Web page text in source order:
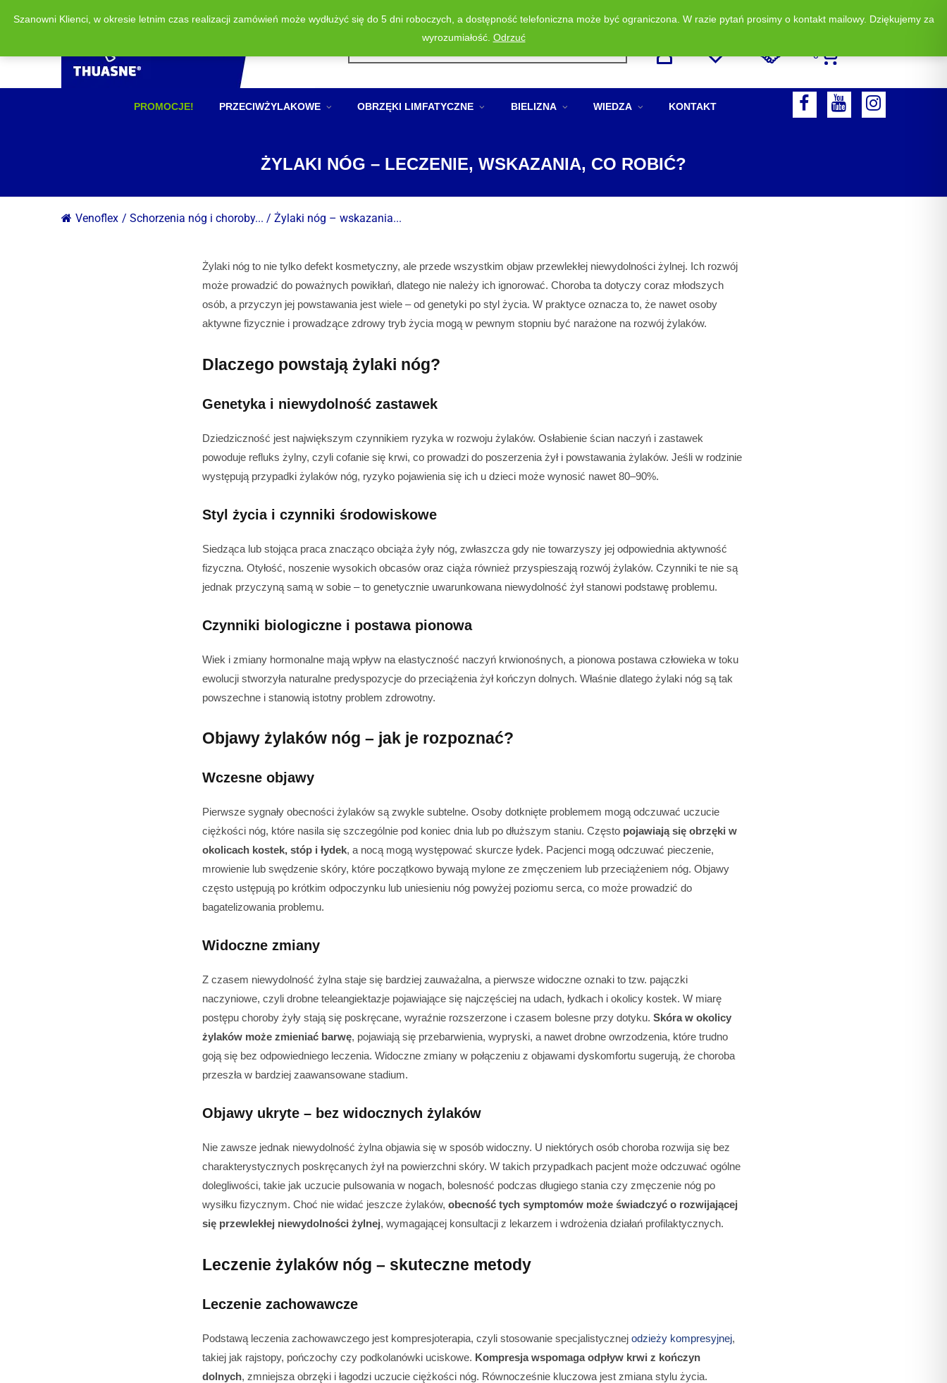
Wyszukiwarka
Zadzwoń i zamów: +48 513 523 883
0
PROMOCJE! PRZECIWŻYLAKOWE OBRZĘKI LIMFATYCZNE BIELIZNA WIEDZA KONTAKT
B
ŻYLAKI NÓG – LECZENIE, WSKAZANIA, CO ROBIĆ?
Venoflex / Schorzenia nóg i choroby... / Żylaki nóg – wskazania...
Żylaki nóg to nie tylko defekt kosmetyczny, ale przede wszystkim objaw przewlekłej niewydolności żylnej. Ich rozwój
może prowadzić do poważnych powikłań, dlatego nie należy ich ignorować. Choroba ta dotyczy coraz młodszych
osób, a przyczyn jej powstawania jest wiele – od genetyki po styl życia. W praktyce oznacza to, że nawet osoby
aktywne fizycznie i prowadzące zdrowy tryb życia mogą w pewnym stopniu być narażone na rozwój żylaków.
Dlaczego powstają żylaki nóg?
Genetyka i niewydolność zastawek
Dziedziczność jest największym czynnikiem ryzyka w rozwoju żylaków. Osłabienie ścian naczyń i zastawek
powoduje refluks żylny, czyli cofanie się krwi, co prowadzi do poszerzenia żył i powstawania żylaków. Jeśli w rodzinie
występują przypadki żylaków nóg, ryzyko pojawienia się ich u dzieci może wynosić nawet 80–90%.
Styl życia i czynniki środowiskowe
Siedząca lub stojąca praca znacząco obciąża żyły nóg, zwłaszcza gdy nie towarzyszy jej odpowiednia aktywność
fizyczna. Otyłość, noszenie wysokich obcasów oraz ciąża również przyspieszają rozwój żylaków. Czynniki te nie są
jednak przyczyną samą w sobie – to genetycznie uwarunkowana niewydolność żył stanowi podstawę problemu.
Czynniki biologiczne i postawa pionowa
Wiek i zmiany hormonalne mają wpływ na elastyczność naczyń krwionośnych, a pionowa postawa człowieka w toku
ewolucji stworzyła naturalne predyspozycje do przeciążenia żył kończyn dolnych. Właśnie dlatego żylaki nóg są tak
powszechne i stanowią istotny problem zdrowotny.
Objawy żylaków nóg – jak je rozpoznać?
Wczesne objawy
Pierwsze sygnały obecności żylaków są zwykle subtelne. Osoby dotknięte problemem mogą odczuwać uczucie
ciężkości nóg, które nasila się szczególnie pod koniec dnia lub po dłuższym staniu. Często pojawiają się obrzęki w
okolicach kostek, stóp i łydek, a nocą mogą występować skurcze łydek. Pacjenci mogą odczuwać pieczenie,
mrowienie lub swędzenie skóry, które początkowo bywają mylone ze zmęczeniem lub przeciążeniem nóg. Objawy
często ustępują po krótkim odpoczynku lub uniesieniu nóg powyżej poziomu serca, co może prowadzić do
bagatelizowania problemu.
Widoczne zmiany
Z czasem niewydolność żylna staje się bardziej zauważalna, a pierwsze widoczne oznaki to tzw. pajączki
naczyniowe, czyli drobne teleangiektazje pojawiające się najczęściej na udach, łydkach i okolicy kostek. W miarę
postępu choroby żyły stają się poskręcane, wyraźnie rozszerzone i czasem bolesne przy dotyku. Skóra w okolicy
żylaków może zmieniać barwę, pojawiają się przebarwienia, wypryski, a nawet drobne owrzodzenia, które trudno
goją się bez odpowiedniego leczenia. Widoczne zmiany w połączeniu z objawami dyskomfortu sugerują, że choroba
przeszła w bardziej zaawansowane stadium.
Objawy ukryte – bez widocznych żylaków
Nie zawsze jednak niewydolność żylna objawia się w sposób widoczny. U niektórych osób choroba rozwija się bez
charakterystycznych poskręcanych żył na powierzchni skóry. W takich przypadkach pacjent może odczuwać ogólne
dolegliwości, takie jak uczucie pulsowania w nogach, bolesność podczas długiego stania czy zmęczenie nóg po
wysiłku fizycznym. Choć nie widać jeszcze żylaków, obecność tych symptomów może świadczyć o rozwijającej
się przewlekłej niewydolności żylnej, wymagającej konsultacji z lekarzem i wdrożenia działań profilaktycznych.
Leczenie żylaków nóg – skuteczne metody
Leczenie zachowawcze
Podstawą leczenia zachowawczego jest kompresjoterapia, czyli stosowanie specjalistycznej odzieży kompresyjnej,
takiej jak rajstopy, pończochy czy podkolanówki uciskowe. Kompresja wspomaga odpływ krwi z kończyn
dolnych, zmniejsza obrzęki i łagodzi uczucie ciężkości nóg. Równocześnie kluczowa jest zmiana stylu życia.
Szanowni Klienci, w okresie letnim czas realizacji zamówień może wydłużyć się do 5 dni roboczych, a dostępność telefoniczna może być ograniczona. W razie pytań prosimy o kontakt mailowy. Dziękujemy za
wyrozumiałość. Odrzuć